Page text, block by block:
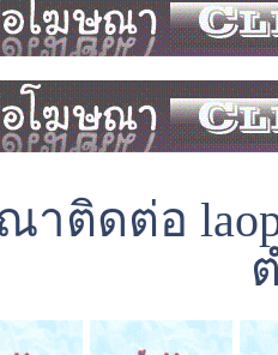
ติดต่อ